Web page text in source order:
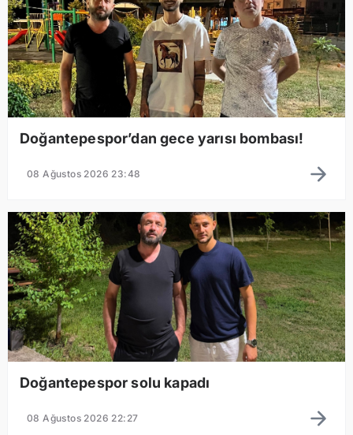
Doğantepespor’dan gece yarısı bombası!
08 Ağustos 2026 23:48
Doğantepespor solu kapadı
08 Ağustos 2026 22:27